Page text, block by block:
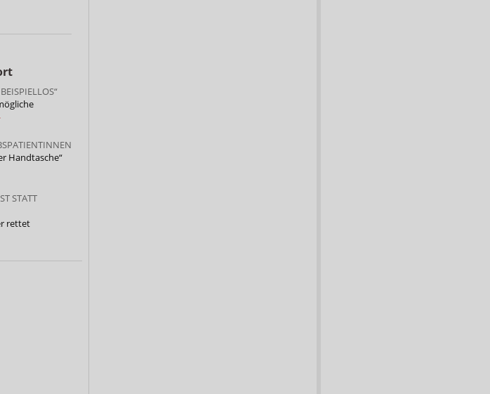
Handtasche“
STATT
rettet